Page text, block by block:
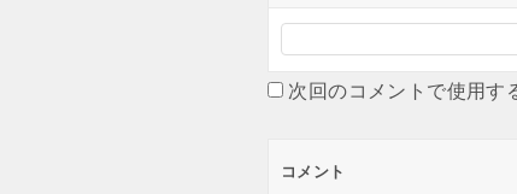
次回のコメントで使用す
コメント